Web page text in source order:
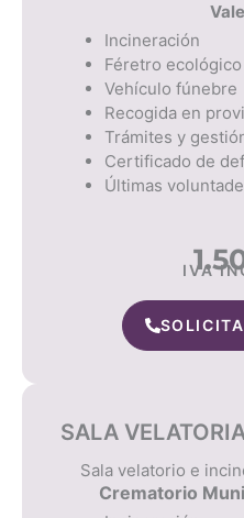
Incineración
Féretro ecológico
Vehículo fúnebre
Recogida en
Trámites y
Certificado de
Últimas
IVA
SALA
Sala velatorio e
Crematorio